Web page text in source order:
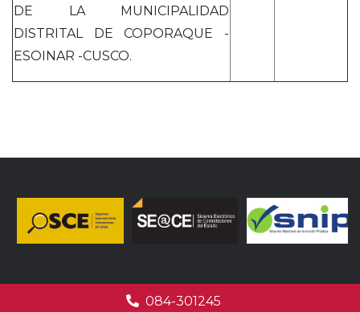
DE LA MUNICIPALIDAD
DISTRITAL DE COPORAQUE -
ESOINAR -CUSCO.
084-301245